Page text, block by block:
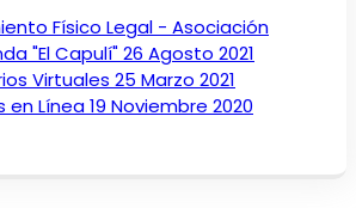
Físico Legal - Asociación
"El Capulí"26 Agosto 2021
Virtuales 25 Marzo 2021
en Línea19 Noviembre 2020